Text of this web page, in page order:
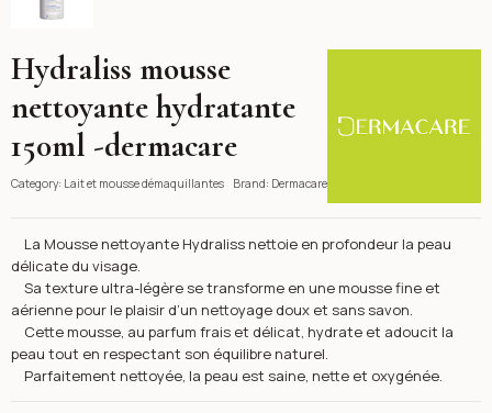
Hydraliss mousse
nettoyante hydratante
150ml -dermacare
Category: Lait et mousse démaquillantes Brand: Dermacare
La Mousse nettoyante Hydraliss nettoie en profondeur la peau
délicate du visage.
Sa texture ultra-légère se transforme en une mousse fine et
aérienne pour le plaisir d’un nettoyage doux et sans savon.
Cette mousse, au parfum frais et délicat, hydrate et adoucit la
peau tout en respectant son équilibre naturel.
Parfaitement nettoyée, la peau est saine, nette et oxygénée.